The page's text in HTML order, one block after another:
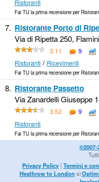
Ristoranti
Fai TU la prima recensione per
7. Ristorante Porto di
Via di Ripetta 250,
3.11 9
Ristoranti / Ricevimenti
Fai TU la prima recensione per
8. Ristorante Passetto
Via Zanardelli Giuseppe
3.52 9
Ristoranti
Fai TU la prima recensione per
Privacy Policy | Termini e
Heathrow to London si